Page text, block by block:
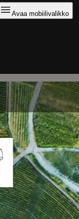
Avaa mobiilivalikko